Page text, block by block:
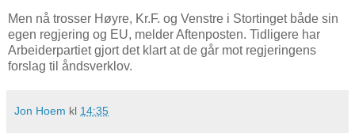
Men nå trosser Høyre, Kr.F. og Venstre i Stortinget både sin
egen regjering og EU, melder Aftenposten. Tidligere har
Arbeiderpartiet gjort det klart at de går mot regjeringens
forslag til åndsverklov.
Jon Hoem kl 14:35